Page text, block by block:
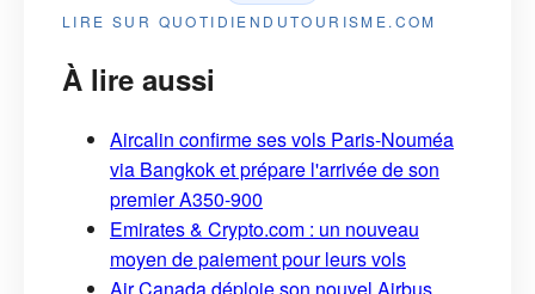
LIRE SUR QUOTIDIENDUTOURISME.COM
À lire aussi
Aircalin confirme ses vols Paris-Nouméa
via Bangkok et prépare l'arrivée de son
premier A350-900
Emirates & Crypto.com : un nouveau
moyen de paiement pour leurs vols